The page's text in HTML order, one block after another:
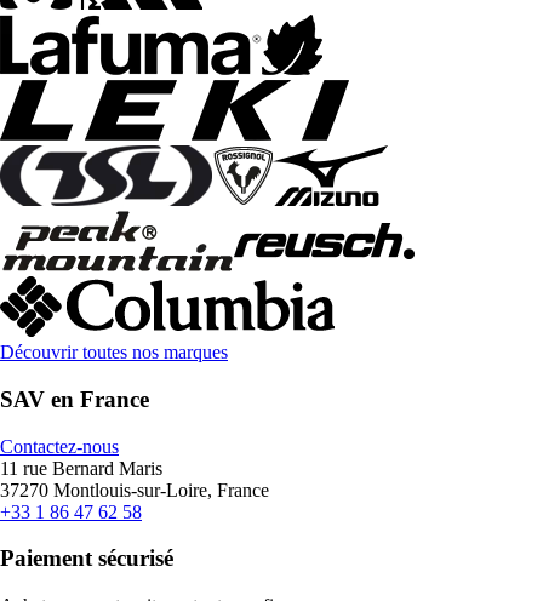
Découvrir toutes nos marques
SAV en France
Contactez-nous
11 rue Bernard Maris
37270 Montlouis-sur-Loire, France
+33 1 86 47 62 58
Paiement sécurisé